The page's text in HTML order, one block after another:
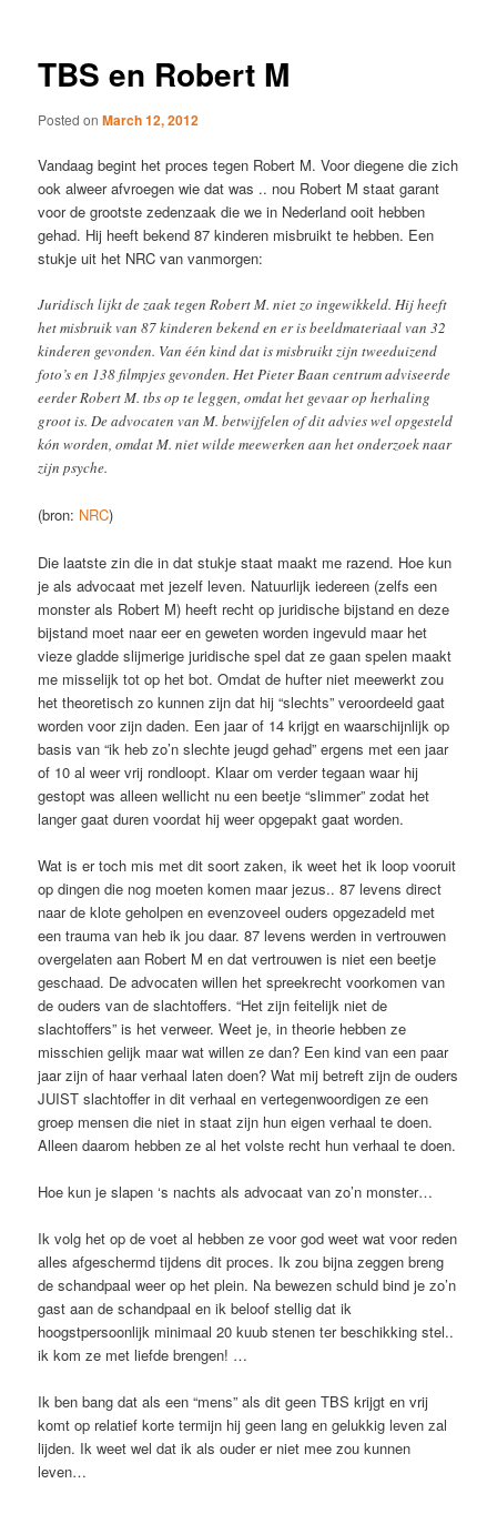
TBS en Robert M
Posted onMarch 12, 2012
Vandaag begint het proces tegen Robert M. Voor diegene die zich
ook alweer afvroegen wie dat was .. nou Robert M staat garant
voor de grootste zedenzaak die we in Nederland ooit hebben
gehad. Hij heeft bekend 87 kinderen misbruikt te hebben. Een
stukje uit het NRC van vanmorgen:
Juridisch lijkt de zaak tegen Robert M. niet zo ingewikkeld. Hij heeft
het misbruik van 87 kinderen bekend en er is beeldmateriaal van 32
kinderen gevonden. Van één kind dat is misbruikt zijn tweeduizend
foto’s en 138 filmpjes gevonden. Het Pieter Baan centrum adviseerde
eerder Robert M. tbs op te leggen, omdat het gevaar op herhaling
groot is. De advocaten van M. betwijfelen of dit advies wel opgesteld
kón worden, omdat M. niet wilde meewerken aan het onderzoek naar
zijn psyche.
(bron: NRC)
Die laatste zin die in dat stukje staat maakt me razend. Hoe kun
je als advocaat met jezelf leven. Natuurlijk iedereen (zelfs een
monster als Robert M) heeft recht op juridische bijstand en deze
bijstand moet naar eer en geweten worden ingevuld maar het
vieze gladde slijmerige juridische spel dat ze gaan spelen maakt
me misselijk tot op het bot. Omdat de hufter niet meewerkt zou
het theoretisch zo kunnen zijn dat hij “slechts” veroordeeld gaat
worden voor zijn daden. Een jaar of 14 krijgt en waarschijnlijk op
basis van “ik heb zo’n slechte jeugd gehad” ergens met een jaar
of 10 al weer vrij rondloopt. Klaar om verder tegaan waar hij
gestopt was alleen wellicht nu een beetje “slimmer” zodat het
langer gaat duren voordat hij weer opgepakt gaat worden.
Wat is er toch mis met dit soort zaken, ik weet het ik loop vooruit
op dingen die nog moeten komen maar jezus.. 87 levens direct
naar de klote geholpen en evenzoveel ouders opgezadeld met
een trauma van heb ik jou daar. 87 levens werden in vertrouwen
overgelaten aan Robert M en dat vertrouwen is niet een beetje
geschaad. De advocaten willen het spreekrecht voorkomen van
de ouders van de slachtoffers. “Het zijn feitelijk niet de
slachtoffers” is het verweer. Weet je, in theorie hebben ze
misschien gelijk maar wat willen ze dan? Een kind van een paar
jaar zijn of haar verhaal laten doen? Wat mij betreft zijn de ouders
JUIST slachtoffer in dit verhaal en vertegenwoordigen ze een
groep mensen die niet in staat zijn hun eigen verhaal te doen.
Alleen daarom hebben ze al het volste recht hun verhaal te doen.
Hoe kun je slapen ‘s nachts als advocaat van zo’n monster…
Ik volg het op de voet al hebben ze voor god weet wat voor reden
alles afgeschermd tijdens dit proces. Ik zou bijna zeggen breng
de schandpaal weer op het plein. Na bewezen schuld bind je zo’n
gast aan de schandpaal en ik beloof stellig dat ik
hoogstpersoonlijk minimaal 20 kuub stenen ter beschikking stel..
ik kom ze met liefde brengen! …
Ik ben bang dat als een “mens” als dit geen TBS krijgt en vrij
komt op relatief korte termijn hij geen lang en gelukkig leven zal
lijden. Ik weet wel dat ik als ouder er niet mee zou kunnen
leven…